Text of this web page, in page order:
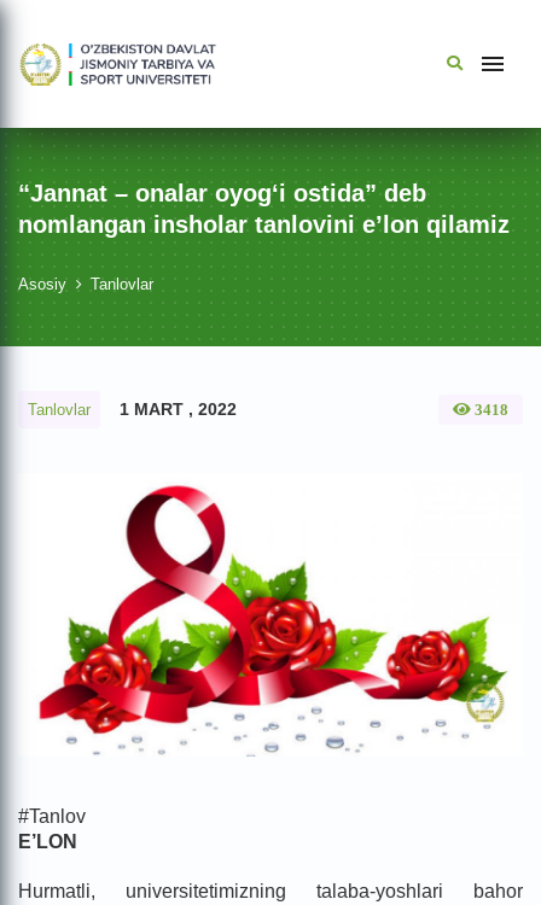
“Jannat – onalar oyog‘i ostida” deb
nomlangan insholar tanlovini eʼlon qilamiz
Asosiy Tanlovlar
Tanlovlar 1 MART , 2022 3418
#Tanlov
E’LON
Hurmatli, universitetimizning talaba-yoshlari bahor